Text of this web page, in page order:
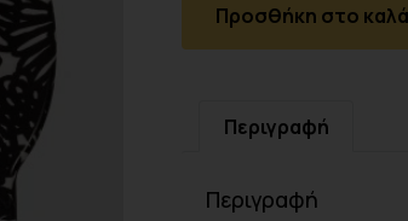
Προσθήκη στο
Περιγραφή
Περιγραφή